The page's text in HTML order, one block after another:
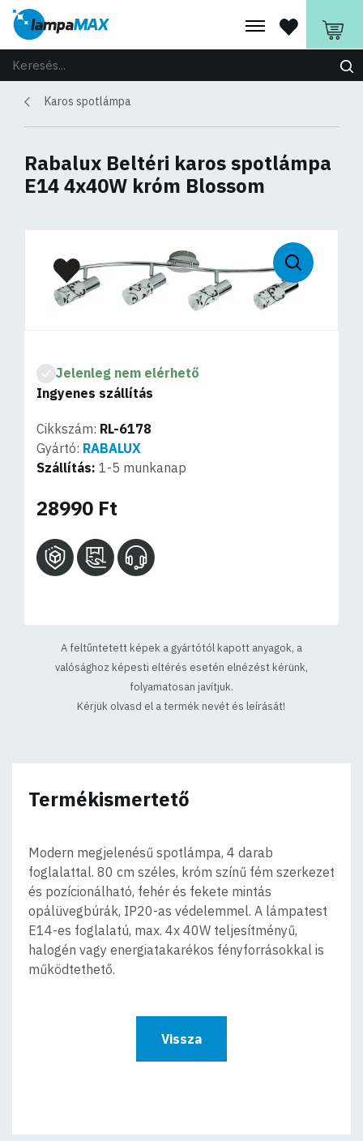
Karos spotlámpa
Rabalux Beltéri karos spotlámpa
E14 4x40W króm Blossom
Jelenleg nem elérhető
Ingyenes szállítás
Cikkszám: RL-6178
Gyártó: RABALUX
Szállítás: 1-5 munkanap
28990 Ft
A feltűntetett képek a gyártótól kapott anyagok, a
valósághoz képesti eltérés esetén elnézést kérünk,
folyamatosan javítjuk.
Kérjük olvasd el a termék nevét és leírását!
Termékismertető
Modern megjelenésű spotlámpa, 4 darab
foglalattal. 80 cm széles, króm színű fém szerkezet
és pozícionálható, fehér és fekete mintás
opálüvegbúrák, IP20-as védelemmel. A lámpatest
E14-es foglalatú, max. 4x 40W teljesítményű,
halogén vagy energiatakarékos fényforrásokkal is
működtethető.
Vissza